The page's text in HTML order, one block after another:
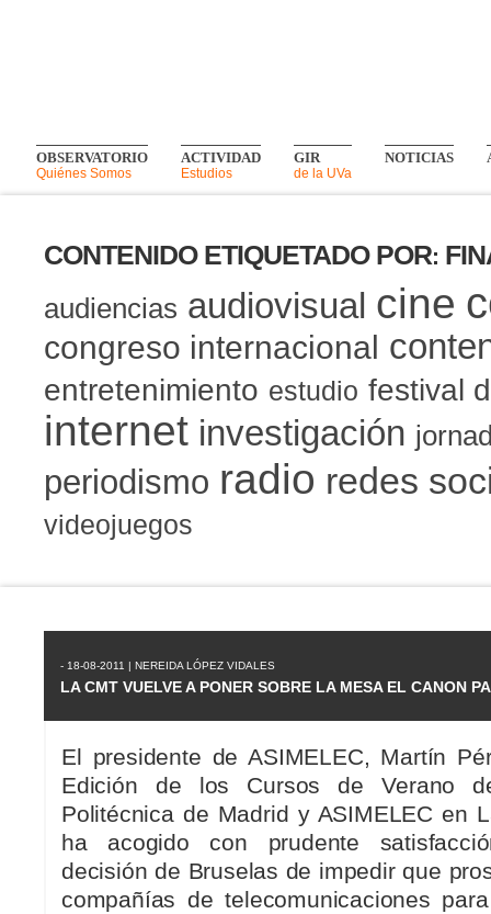
OBSERVATORIO
Quiénes Somos
ACTIVIDAD
Estudios
GIR
de la UVa
NOTICIAS
CONTENIDO ETIQUETADO POR:
audiencias audiovisual cine
congreso internacional
entretenimiento estudio festival
internet investigación
periodismo radio redes
videojuegos
- 18-08-2011 | NEREIDA LÓPEZ VIDALES
LA CMT VUELVE A PONER SOBRE LA MESA EL CANON
El presidente de ASIMELEC, Martín
Edición de los Cursos de Verano
Politécnica de Madrid y ASIMELEC en
ha acogido con prudente
decisión de Bruselas de impedir que
compañías de telecomunicaciones